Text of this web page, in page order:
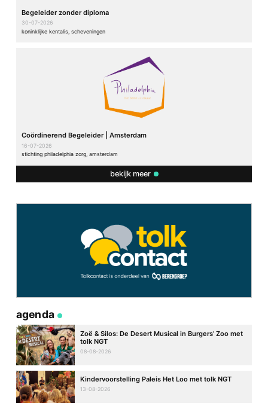
Begeleider zonder diploma
30-07-2026
koninklijke kentalis, scheveningen
Coördinerend Begeleider | Amsterdam
16-07-2026
stichting philadelphia zorg, amsterdam
bekijk meer
agenda
Zoë & Silos: De Desert Musical in Burgers’ Zoo met
tolk NGT
08-08-2026
Kindervoorstelling Paleis Het Loo met tolk NGT
13-08-2026